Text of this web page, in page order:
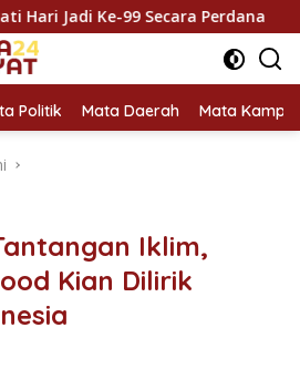
Secara Perdana Setelah
Politik Mata Daerah Mata
Iklim,
Kian Dilirik